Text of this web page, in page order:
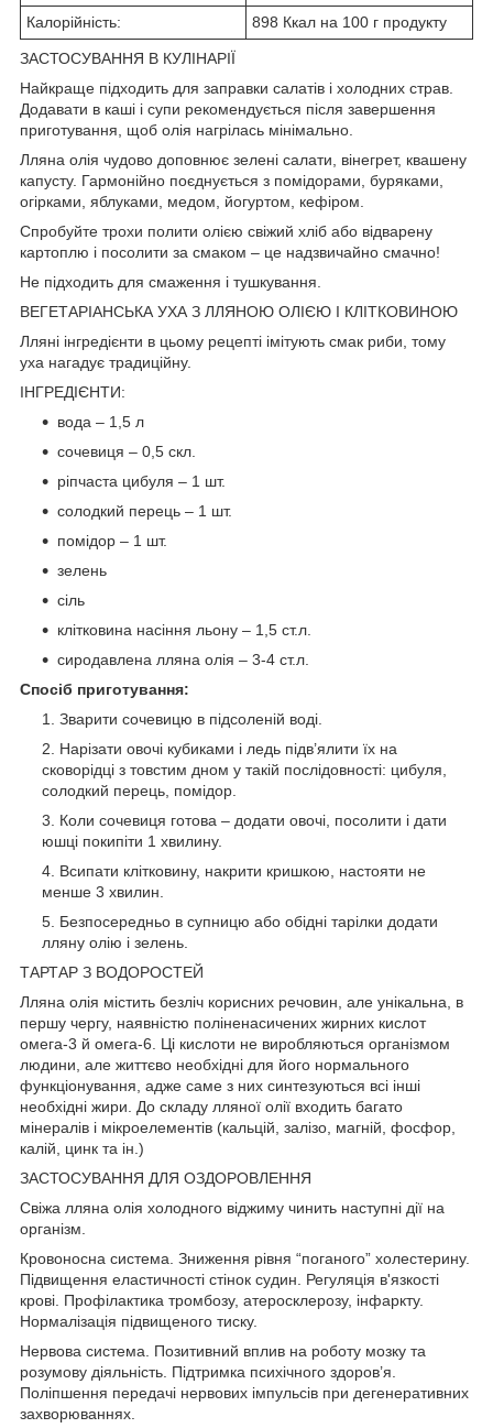
Калорійність:
898 Ккал на 100 г продукту
ЗАСТОСУВАННЯ В КУЛІНАРІЇ
Найкраще підходить для заправки салатів і холодних страв.
Додавати в каші і супи рекомендується після завершення
приготування, щоб олія нагрілась мінімально.
Лляна олія чудово доповнює зелені салати, вінегрет, квашену
капусту. Гармонійно поєднується з помідорами, буряками,
огірками, яблуками, медом, йогуртом, кефіром.
Спробуйте трохи полити олією свіжий хліб або відварену
картоплю і посолити за смаком – це надзвичайно смачно!
Не підходить для смаження і тушкування.
ВЕГЕТАРІАНСЬКА УХА З ЛЛЯНОЮ ОЛІЄЮ І КЛІТКОВИНОЮ
Лляні інгредієнти в цьому рецепті імітують смак риби, тому
уха нагадує традиційну.
ІНГРЕДІЄНТИ:
вода – 1,5 л
сочевиця – 0,5 скл.
ріпчаста цибуля – 1 шт.
солодкий перець – 1 шт.
помідор – 1 шт.
зелень
сіль
клітковина насіння льону – 1,5 ст.л.
сиродавлена лляна олія – 3-4 ст.л.
Спосіб приготування:
Зварити сочевицю в підсоленій воді.
Нарізати овочі кубиками і ледь підв’ялити їх на
сковорідці з товстим дном у такій послідовності: цибуля,
солодкий перець, помідор.
Коли сочевиця готова – додати овочі, посолити і дати
юшці покипіти 1 хвилину.
Всипати клітковину, накрити кришкою, настояти не
менше 3 хвилин.
Безпосередньо в супницю або обідні тарілки додати
лляну олію і зелень.
ТАРТАР З ВОДОРОСТЕЙ
Лляна олія містить безліч корисних речовин, але унікальна, в
першу чергу, наявністю поліненасичених жирних кислот
омега-3 й омега-6. Ці кислоти не виробляються організмом
людини, але життєво необхідні для його нормального
функціонування, адже саме з них синтезуються всі інші
необхідні жири. До складу лляної олії входить багато
мінералів і мікроелементів (кальцій, залізо, магній, фосфор,
калій, цинк та ін.)
ЗАСТОСУВАННЯ ДЛЯ ОЗДОРОВЛЕННЯ
Свіжа лляна олія холодного віджиму чинить наступні дії на
організм.
Кровоносна система. Зниження рівня “поганого” холестерину.
Підвищення еластичності стінок судин. Регуляція в'язкості
крові. Профілактика тромбозу, атеросклерозу, інфаркту.
Нормалізація підвищеного тиску.
Нервова система. Позитивний вплив на роботу мозку та
розумову діяльність. Підтримка психічного здоров’я.
Поліпшення передачі нервових імпульсів при дегенеративних
захворюваннях.